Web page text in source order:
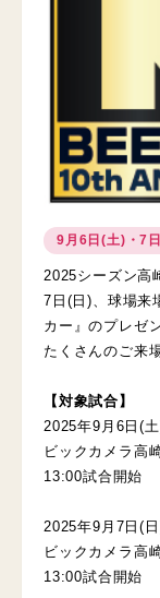
9月6日(土)・7
2025シーズン高
7日(日)、球場来
カー』のプレゼ
たくさんのご来
【対象試合】
2025年9月6日(
ビックカメラ高
13:00試合開始
2025年9月7日(
ビックカメラ高
13:00試合開始